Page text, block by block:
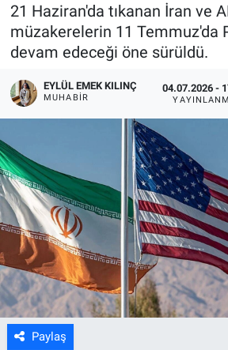
21 Haziran'da tıkanan İran ve
müzakerelerin 11 Temmuz'da
devam edeceği öne sürüldü.
EYLÜL EMEK KILINÇ
MUHABIR
04.07.2026 -
Paylaş